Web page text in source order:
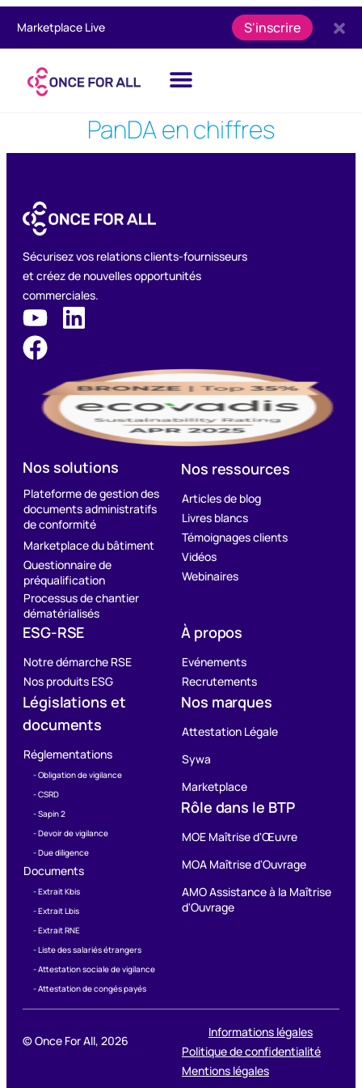
Marketplace Live S'inscrire
PanDA en chiffres
Sécurisez vos relations clients-fournisseurs
et créez de nouvelles opportunités
commerciales.
Nos solutions
Plateforme de gestion des
documents administratifs
de conformité
Marketplace du bâtiment
Questionnaire de
préqualification
Processus de chantier
dématérialisés
Articles de blog
Livres blancs
Témoignages clients
Vidéos
Webinaires
Nos ressources
ESG-RSE
Notre démarche RSE
Nos produits ESG
À propos
Evénements
Recrutements
Législations et
documents
Réglementations
- Obligation de vigilance
- CSRD
- Sapin 2
- Devoir de vigilance
- Due diligence
Documents
- Extrait Kbis
- Extrait Lbis
- Extrait RNE
- Liste des salariés étrangers
- Attestation sociale de vigilance
- Attestation de congés payés
Nos marques
Attestation Légale
Sywa
Marketplace
Rôle dans le BTP
MOE Maîtrise d'Œuvre
MOA Maîtrise d'Ouvrage
AMO Assistance à la Maîtrise
d'Ouvrage
© Once For All, 2026
Informations légales
Politique de confidentialité
Mentions légales